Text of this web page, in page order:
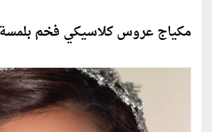
مكياج عروس كلاسيكي فخم